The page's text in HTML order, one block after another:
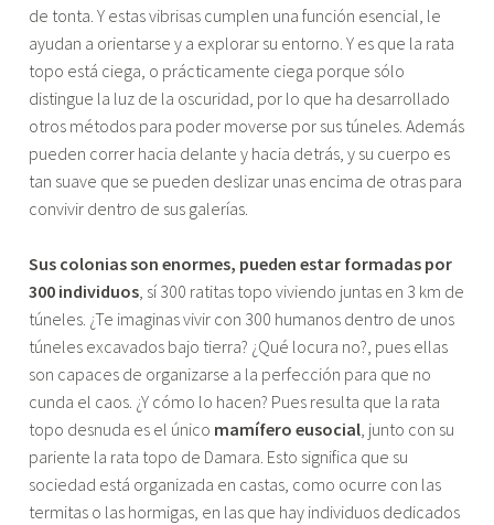
de tonta. Y estas vibrisas cumplen una función esencial, le
ayudan a orientarse y a explorar su entorno. Y es que la rata
topo está ciega, o prácticamente ciega porque sólo
distingue la luz de la oscuridad, por lo que ha desarrollado
otros métodos para poder moverse por sus túneles. Además
pueden correr hacia delante y hacia detrás, y su cuerpo es
tan suave que se pueden deslizar unas encima de otras para
convivir dentro de sus galerías.
Sus colonias son enormes, pueden estar formadas por
300 individuos, sí 300 ratitas topo viviendo juntas en 3 km de
túneles. ¿Te imaginas vivir con 300 humanos dentro de unos
túneles excavados bajo tierra? ¿Qué locura no?, pues ellas
son capaces de organizarse a la perfección para que no
cunda el caos. ¿Y cómo lo hacen? Pues resulta que la rata
topo desnuda es el único mamífero eusocial, junto con su
pariente la rata topo de Damara. Esto significa que su
sociedad está organizada en castas, como ocurre con las
termitas o las hormigas, en las que hay individuos dedicados